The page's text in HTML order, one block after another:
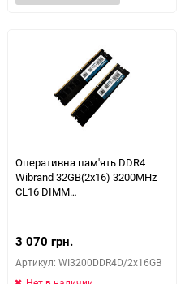
Оперативна пам'ять DDR4
Wibrand 32GB(2x16) 3200MHz
CL16 DIMM
3 070 грн.
Артикул: WI3200DDR4D/2x16GB